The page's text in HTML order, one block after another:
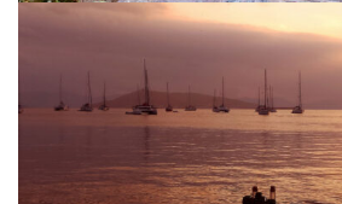
Evenings
Aegina